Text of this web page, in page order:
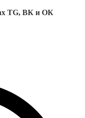
TG, ВК и ОК